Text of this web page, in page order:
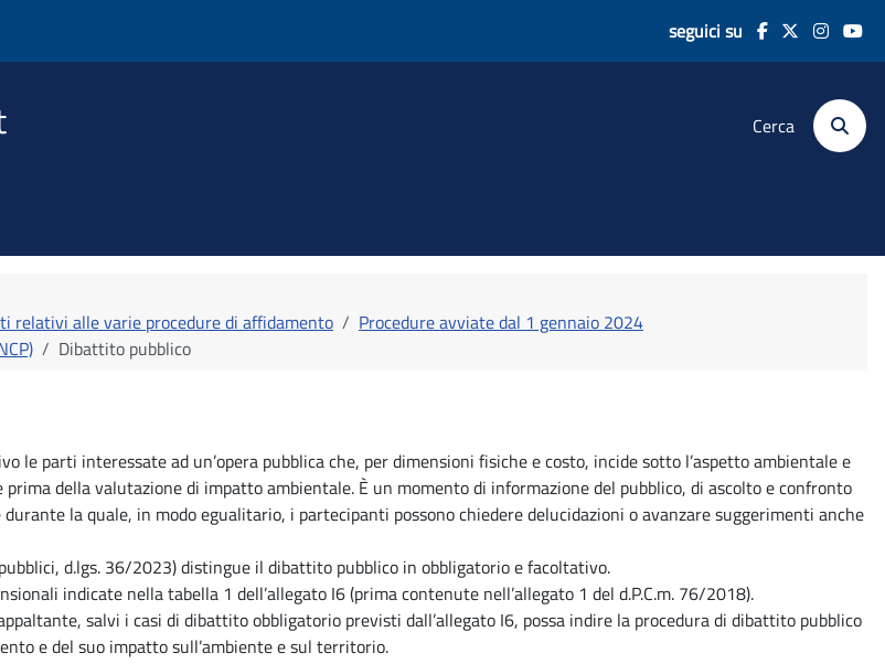
seguici su
Cerca
relativi alle varie procedure di affidamento
Procedure avviate dal 1 gennaio 2024
Dibattito pubblico
parti interessate ad un’opera pubblica che, per dimensioni fisiche e costo, incide sotto l’aspetto ambientale e
della valutazione di impatto ambientale. È un momento di informazione del pubblico, di ascolto e confronto
la quale, in modo egualitario, i partecipanti possono chiedere delucidazioni o avanzare suggerimenti anche
d.lgs. 36/2023) distingue il dibattito pubblico in obbligatorio e facoltativo.
indicate nella tabella 1 dell’allegato I6 (prima contenute nell’allegato 1 del d.P.C.m. 76/2018).
salvi i casi di dibattito obbligatorio previsti dall’allegato I6, possa indire la procedura di dibattito pubblico
e del suo impatto sull’ambiente e sul territorio.